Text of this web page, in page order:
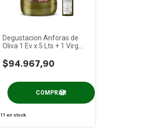
Degustacion Anforas de
Oliva 1 Ev x 5 Lts + 1 Virg
$94.967,90
11 en stock